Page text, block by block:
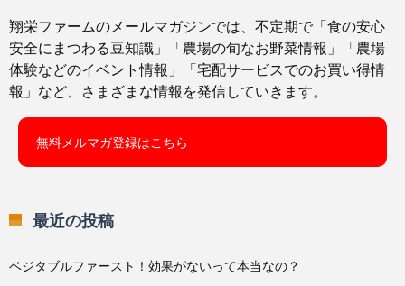
翔栄ファームのメールマガジンでは、不定期で「食の安心
安全にまつわる豆知識」「農場の旬なお野菜情報」「農場
体験などのイベント情報」「宅配サービスでのお買い得情
報」など、さまざまな情報を発信していきます。
無料メルマガ登録はこちら
最近の投稿
ベジタブルファースト！効果がないって本当なの？